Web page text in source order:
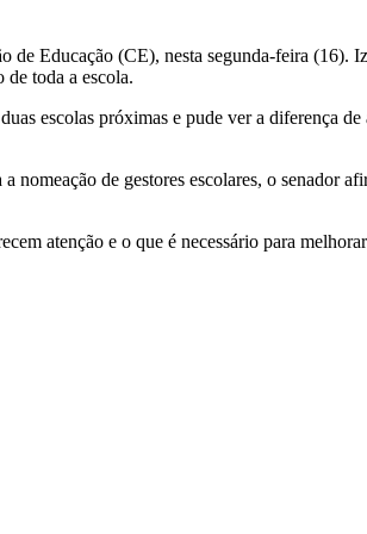
de Educação (CE), nesta segunda-feira (16).
de toda a escola.
escolas próximas e pude ver a diferença
de gestores escolares, o senador
atenção e o que é necessário para